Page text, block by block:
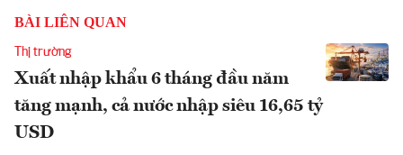
BÀI LIÊN QUAN
Thị trường
Xuất nhập khẩu 6 tháng đầu năm
tăng mạnh, cả nước nhập siêu 16,65 tỷ
USD